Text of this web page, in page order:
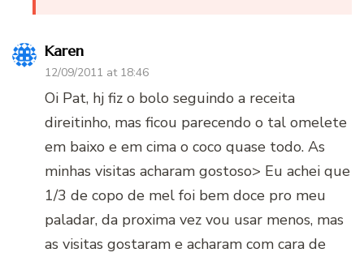
Karen
12/09/2011 at 18:46
Oi Pat, hj fiz o bolo seguindo a receita
direitinho, mas ficou parecendo o tal omelete
em baixo e em cima o coco quase todo. As
minhas visitas acharam gostoso> Eu achei que
1/3 de copo de mel foi bem doce pro meu
paladar, da proxima vez vou usar menos, mas
as visitas gostaram e acharam com cara de